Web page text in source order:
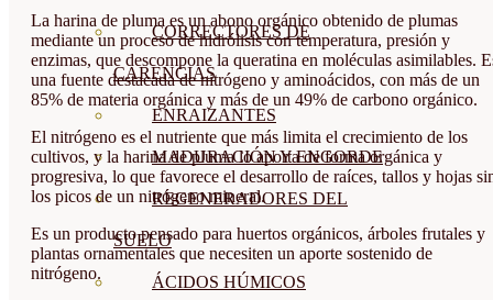
CORRECTORES DE
CARENCIAS
ENRAIZANTES
MADURACIÓN Y ENGORDE
REGENERADORES DEL
SUELO
ÁCIDOS HÚMICOS
La harina de pluma es un abono orgánico obtenido de plumas
mediante un proceso de hidrólisis con temperatura, presión y
enzimas, que descompone la queratina en moléculas asimilables.
una fuente destacada de nitrógeno y aminoácidos, con más de un
85% de materia orgánica y más de un 49% de carbono orgánico.
El nitrógeno es el nutriente que más limita el crecimiento de los
cultivos, y la harina de pluma lo aporta de forma orgánica y
progresiva, lo que favorece el desarrollo de raíces, tallos y hojas
los picos de un nitrógeno mineral.
Es un producto pensado para huertos orgánicos, árboles frutales y
plantas ornamentales que necesiten un aporte sostenido de
nitrógeno.